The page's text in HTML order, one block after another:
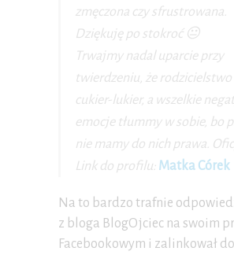
zmęczona czy sfrustrowana.
Dziękuję po stokroć 😐
Trwajmy nadal uparcie przy
twierdzeniu, że
cukier-lukier, a wszelkie
emocje tłummy w sobie, bo
nie mamy do nich prawa.
Link do profilu: Matka Córek
Na to bardzo trafnie
z bloga BlogOjciec na swoim
Facebookowym i zalinkował